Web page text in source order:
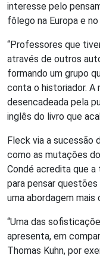
interesse pelo
fôlego na Europa e
“Professores que
através de outros
formando um grupo
conta o historiador.
desencadeada pela
inglês do livro que
Fleck via a sucessão
como as mutações
Condé acredita que a
para pensar
uma abordagem mais
“Uma das
apresenta, em
Thomas Kuhn, por